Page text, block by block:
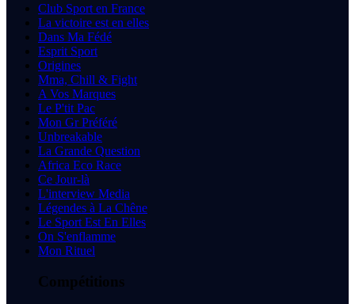
Club Sport en France
La victoire est en elles
Dans Ma Fédé
Esprit Sport
Origines
Mma, Chill & Fight
A Vos Marques
Le P'tit Pac
Mon Gr Préféré
Unbreakable
La Grande Question
Africa Eco Race
Ce Jour-là
L'interview Media
Légendes à La Chêne
Le Sport Est En Elles
On S'enflamme
Mon Rituel
Compétitions